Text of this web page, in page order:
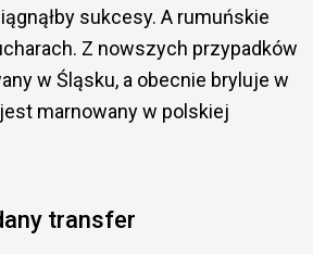
sukcesy. A rumuńskie
Z nowszych przypadków
w Śląsku, a obecnie bryluje w
marnowany w polskiej
transfer